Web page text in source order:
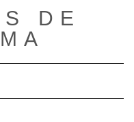
DE
modo de navegación